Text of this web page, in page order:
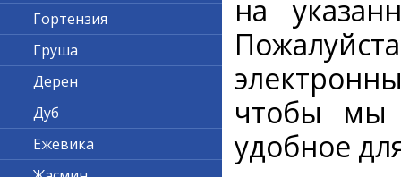
на
чтобы мы
удобное
Гортензия
Груша
Дерен
Дуб
Ежевика